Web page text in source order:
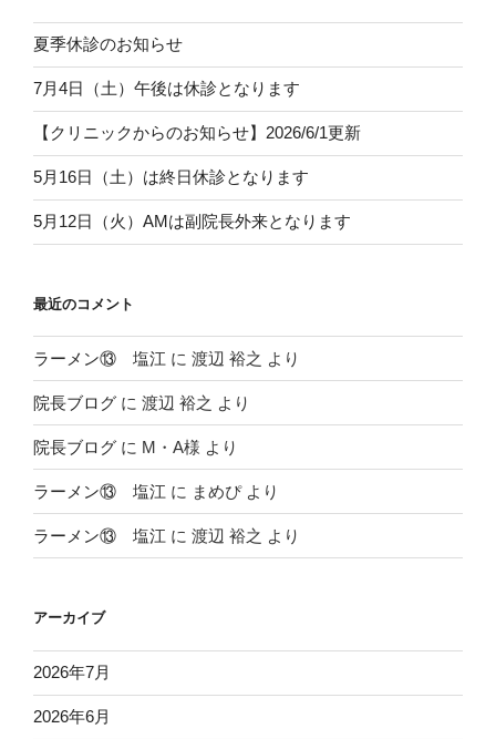
夏季休診のお知らせ
7月4日（土）午後は休診となります
【クリニックからのお知らせ】2026/6/1更新
5月16日（土）は終日休診となります
5月12日（火）AMは副院長外来となります
最近のコメント
ラーメン⑬ 塩江 に 渡辺 裕之 より
院長ブログ に 渡辺 裕之 より
院長ブログ に M・A様 より
ラーメン⑬ 塩江 に まめぴより
ラーメン⑬ 塩江 に 渡辺 裕之 より
アーカイブ
2026年7月
2026年6月